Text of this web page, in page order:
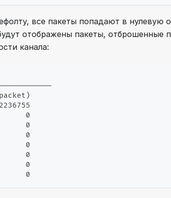
все пакеты попадают в нулевую
отображены пакеты, отброшенные
канала:
0
0
0
0
0
0
0